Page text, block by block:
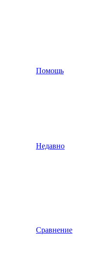
Помощь
Недавно
Сравнение